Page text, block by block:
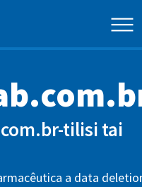
tilisi tai
a data